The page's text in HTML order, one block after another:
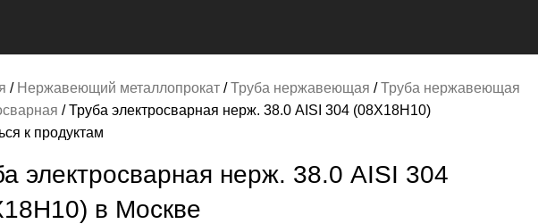
Нержавеющий металлопрокат Труба нержавеющая
Труба нержавеющая
Труба электросварная нерж. 38.0 AISI 304 (08Х18Н10)
к продуктам
электросварная нерж. 38.0 AISI 304
в Москве